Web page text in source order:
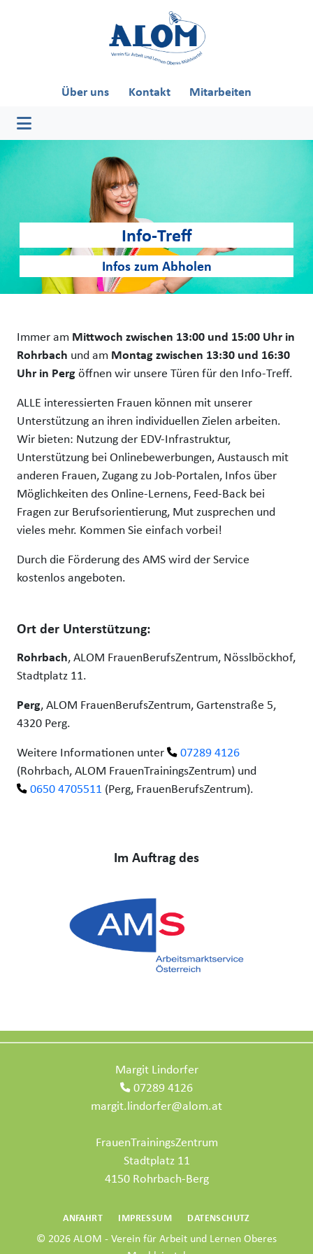
Über uns Kontakt Mitarbeiten
Info-Treff
Infos zum Abholen
Immer am Mittwoch zwischen 13:00 und 15:00 Uhr in
Rohrbach und am Montag zwischen 13:30 und 16:30
Uhr in Pergöffnen wir unsere Türen für den Info-Treff.
ALLE interessierten Frauen können mit unserer
Unterstützung an ihren individuellen Zielen arbeiten.
Wir bieten: Nutzung der EDV-Infrastruktur,
Unterstützung bei Onlinebewerbungen, Austausch mit
anderen Frauen, Zugang zu Job-Portalen, Infos über
Möglichkeiten des Online-Lernens, Feed-Back bei
Fragen zur Berufsorientierung, Mut zusprechen und
vieles mehr. Kommen Sie einfach vorbei!
Durch die Förderung des AMS wird der Service
kostenlos angeboten.
Ort der Unterstützung:
Rohrbach, ALOM FrauenBerufsZentrum, Nösslböckhof,
Stadtplatz 11.
Perg, ALOM FrauenBerufsZentrum, Gartenstraße 5,
4320 Perg.
Weitere Informationen unter
07289 4126
(Rohrbach, ALOM FrauenTrainingsZentrum) und
0650 4705511 (Perg, FrauenBerufsZentrum).
Im Auftrag des
Margit Lindorfer
07289 4126
margit.lindorfer@alom.at
FrauenTrainingsZentrum
Stadtplatz 11
4150 Rohrbach-Berg
ANFAHRT IMPRESSUM DATENSCHUTZ
© 2026ALOM - Verein für Arbeit und Lernen Oberes